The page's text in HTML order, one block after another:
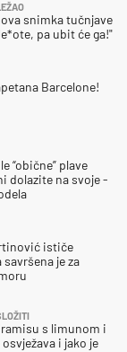
snimka tučnjave
pa ubit će ga!"
Barcelone!
“obične” plave
dolazite na svoje -
ističe
je za
s limunom i
i jako je